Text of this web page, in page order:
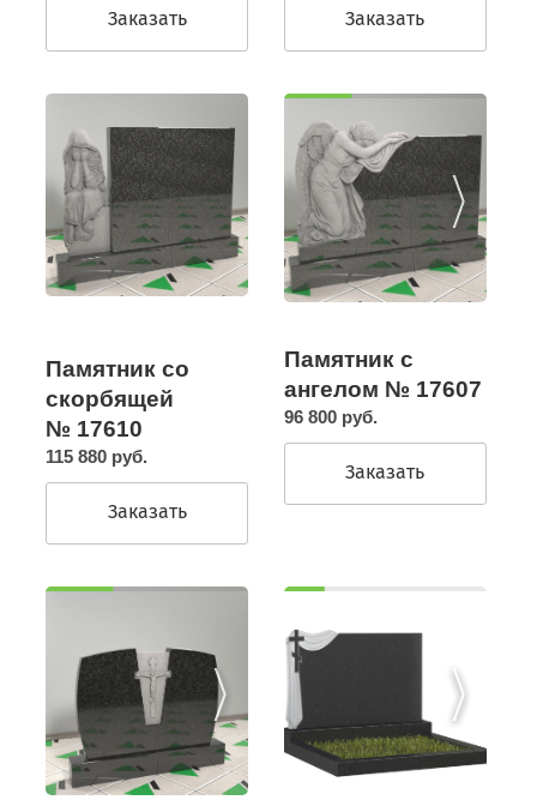
Заказать Заказать
Памятник со
скорбящей
№ 17610
115 880 руб.
Заказать
Памятник с
ангелом № 17607
96 800 руб.
Заказать